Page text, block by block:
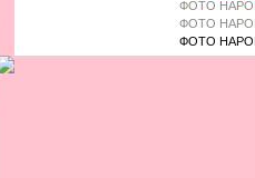
ФОТО
ФОТО
ФОТО